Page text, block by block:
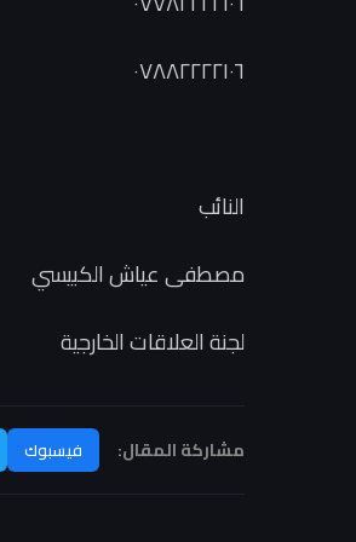
٠٧٨٨٢٢٢٢١٠٦
النائب
مصطفى عياش الكبيسي
لجنة العلاقات الخارجية
مشاركة المقال: فيسبوك